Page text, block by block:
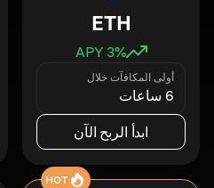
ETH
3% APY
أولى المكافآت خلال
6 ساعات
ابدأ الربح الآن
HOT